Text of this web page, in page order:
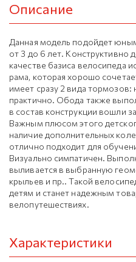
Описание
Данная модель подойдет
от 3 до 6 лет. Конструктивно
качестве базиса велосипеда
рама, которая хорошо
имеет сразу 2 вида
практично. Обода также
в состав конструкции вошли
Важным плюсом этого
наличие дополнительных
отлично подходит для
Визуально симпатичен.
выливается в выбранную
крыльев и пр.. Такой
детям и станет надежным
велопутешествиях.
Характеристики